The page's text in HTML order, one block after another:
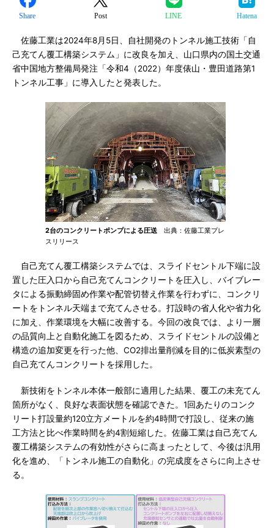
Share Post LINE Hatena
佐藤工業は2024年8月5日、自社開発のトンネル施工技術「自
己充てん覆工構築システム」に改良を加え、山口県内の国土交通
省中国地方整備局発注「令和4（2022）年度俵山・豊田道路第1
トンネル工事」に導入したと発表した。
2台のコンクリートポンプによる圧送 出典：佐藤工業プレ
スリリース
自己充てん覆工構築システムでは、スライドセントル下端に設
置した圧入口から自己充てんコンクリートを圧入し、バイブレー
タによる振動締固め作業や配管切替え作業を行わずに、コンクリ
ートをトンネル天端まで充てんさせる。打設時の省人化や省力化
に加え、作業環境を大幅に改善する。今回の改良では、より一層
の品質向上と自動化施工を図るため、スライドセントルの設備と
構造の追加変更を行った他、CO2排出量削減を目的に低炭素型の
自己充てんコンクリートを採用した。
新技術をトンネル本体一般部に適用した結果、覆工の未充てん
箇所がなく、良好な表面状態を確認できた。1回あたりのコンク
リート打設量約120立方メートルを約4時間で打設し、従来の施
工方法と比べ作業時間を約4割短縮した。佐藤工業は自己充てん
覆工構築システムの有効性がさらに高まったとして、今後は汎用
化を進め、「トンネル施工の自動化」の完成度をさらに向上させ
る。